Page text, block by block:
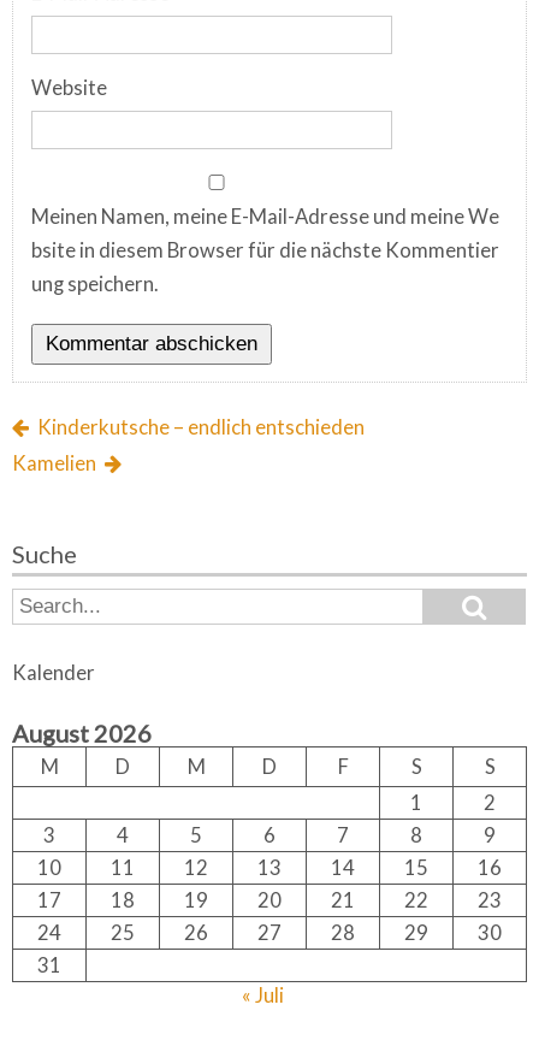
Website
Meinen Namen, meine E-Mail-Adresse und meine We
bsite in diesem Browser für die nächste Kommentier
ung speichern.
Kinderkutsche – endlich entschieden
Kamelien
Suche
S
e
r
h
o
r:
e
Kalender
August 2026
M D M D F S
S
1
2
3
4 5 6 7 8
9
10
11 12 13 14 15
16
17
18 19 20 21 22
23
24
25 26 27 28 29
30
31
« Juli